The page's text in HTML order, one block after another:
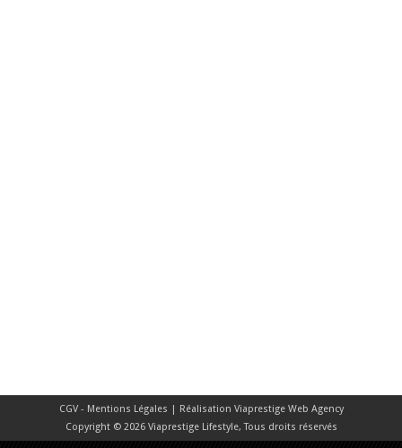
CGV - Mentions Légales | Réalisation Viaprestige Web Agency
Copyright © 2026 Viaprestige Lifestyle, Tous droits réservés